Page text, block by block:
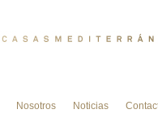
Nosotros Noticias